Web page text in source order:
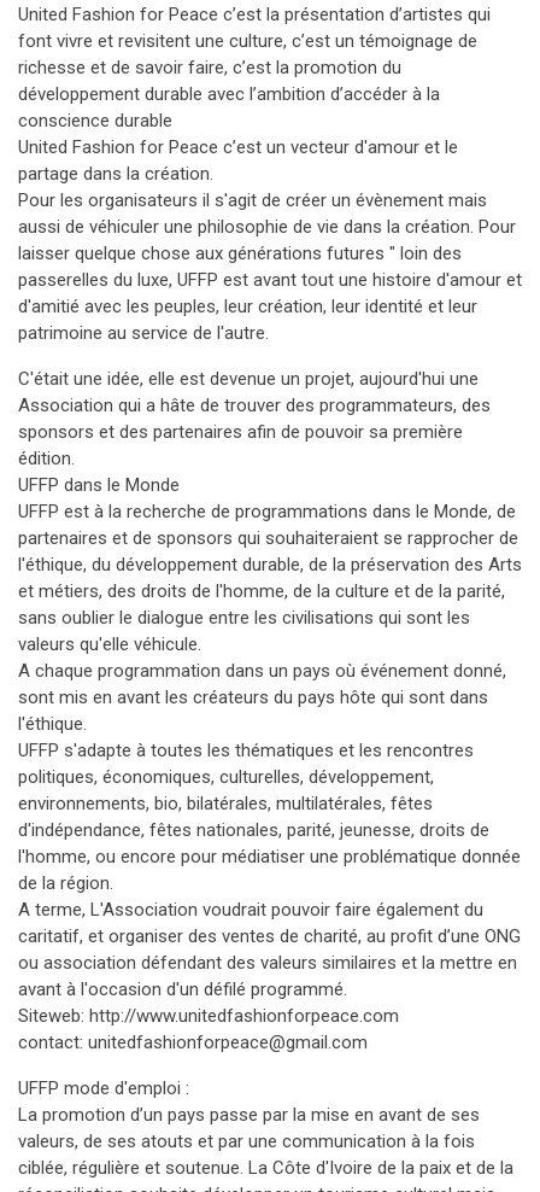
United Fashion for Peace c’est la présentation d’artistes qui
font vivre et revisitent une culture, c’est un témoignage de
richesse et de savoir faire, c’est la promotion du
développement durable avec l’ambition d’accéder à la
conscience durable
United Fashion for Peace c’est un vecteur d'amour et le
partage dans la création.
Pour les organisateurs il s'agit de créer un évènement mais
aussi de véhiculer une philosophie de vie dans la création. Pour
laisser quelque chose aux générations futures " loin des
passerelles du luxe, UFFP est avant tout une histoire d'amour et
d'amitié avec les peuples, leur création, leur identité et leur
patrimoine au service de l'autre.
C'était une idée, elle est devenue un projet, aujourd'hui une
Association qui a hâte de trouver des programmateurs, des
sponsors et des partenaires afin de pouvoir sa première
édition.
UFFP dans le Monde
UFFP est à la recherche de programmations dans le Monde, de
partenaires et de sponsors qui souhaiteraient se rapprocher de
l'éthique, du développement durable, de la préservation des Arts
et métiers, des droits de l'homme, de la culture et de la parité,
sans oublier le dialogue entre les civilisations qui sont les
valeurs qu'elle véhicule.
A chaque programmation dans un pays où événement donné,
sont mis en avant les créateurs du pays hôte qui sont dans
l'éthique.
UFFP s'adapte à toutes les thématiques et les rencontres
politiques, économiques, culturelles, développement,
environnements, bio, bilatérales, multilatérales, fêtes
d'indépendance, fêtes nationales, parité, jeunesse, droits de
l'homme, ou encore pour médiatiser une problématique donnée
de la région.
A terme, L'Association voudrait pouvoir faire également du
caritatif, et organiser des ventes de charité, au profit d’une ONG
ou association défendant des valeurs similaires et la mettre en
avant à l'occasion d'un défilé programmé.
Siteweb: http://www.unitedfashionforpeace.com
contact: unitedfashionforpeace@gmail.com
UFFP mode d'emploi :
La promotion d’un pays passe par la mise en avant de ses
valeurs, de ses atouts et par une communication à la fois
ciblée, régulière et soutenue. La Côte d'Ivoire de la paix et de la